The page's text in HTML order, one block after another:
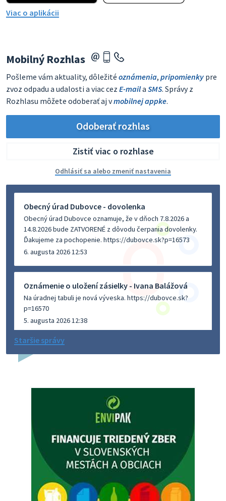
Viac o aplikácii
Mobilný Rozhlas
Pošleme vám aktuality, dôležité oznámenia, pripomienky pre
zvoz odpadu a udalosti a viac cez E-maila SMS. Správy z
Rozhlasu môžete odoberať aj vmobilnej appke.
Odoberať rozhlas
Zistiť viac o rozhlase
Odhlásiť sa alebo zmeniť nastavenia
Obecný úrad Dubovce - dovolenka
Obecný úrad Dubovce oznamuje, že v dňoch 7.8.2026 a
14.8.2026 bude ZATVORENÉ z dôvodu čerpania dovolenky.
Ďakujeme za pochopenie. https://dubovce.sk?p=16573
6. augusta 2026 12:53
Oznámenie o uložení zásielky - Ivana Balážová
Na úradnej tabuli je nová výveska. https://dubovce.sk?
p=16570
5. augusta 2026 12:38
Dovolenka - MUDr. Marián Sivoň
budeZATVORENÁ z dôvodu čerpania dovolenky. Akútne
prípady bude riešiť MUDr.Fisch…
Zajtrajší zvoz odpadu
Vážený občan, zajtra 5. 8. sa bude zvážať komunálny odpad.
4. augusta 2026 15:30
Staršie správy